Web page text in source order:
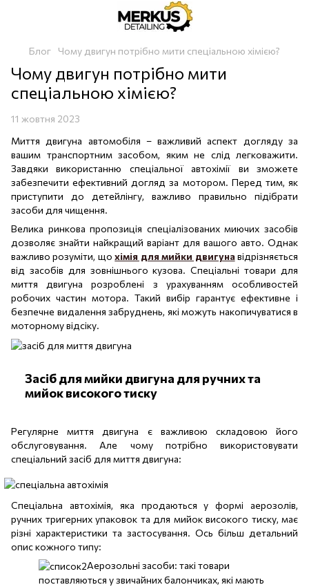
Блог Чому двигун потрібно мити спеціальною хімією?
Чому двигун потрібно мити
спеціальною хімією?
11 жовтня 2023
Миття двигуна автомобіля – важливий аспект догляду за
вашим транспортним засобом, яким не слід легковажити.
Завдяки використанню спеціальної автохімії ви зможете
забезпечити ефективний догляд за мотором. Перед тим, як
приступити до детейлінгу, важливо правильно підібрати
засоби для чищення.
Велика ринкова пропозиція спеціалізованих миючих засобів
дозволяє знайти найкращий варіант для вашого авто. Однак
важливо розуміти, щохімія для мийки двигунавідрізняється
від засобів для зовнішнього кузова. Спеціальні товари для
миття двигуна розроблені з урахуванням особливостей
робочих частин мотора. Такий вибір гарантує ефективне і
безпечне видалення забруднень, які можуть накопичуватися в
моторному відсіку.
Засіб для мийки двигуна для ручних та
мийок високого тиску
Регулярне миття двигуна є важливою складовою його
обслуговування. Але чому потрібно використовувати
спеціальний засіб для миття двигуна:
Спеціальна автохімія, яка продаються у формі аерозолів,
ручних тригерних упаковок та для мийок високого тиску, має
різні характеристики та застосування. Ось більш детальний
опис кожного типу:
Аерозольні засоби: такі товари
поставляються у звичайних балончиках, які мають